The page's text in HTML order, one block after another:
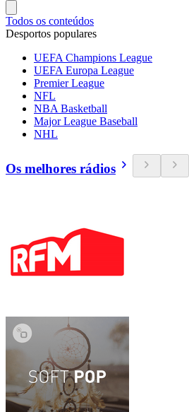
Todos os conteúdos
Desportos populares
UEFA Champions League
UEFA Europa League
Premier League
NFL
NBA Basketball
Major League Baseball
NHL
Os melhores rádios